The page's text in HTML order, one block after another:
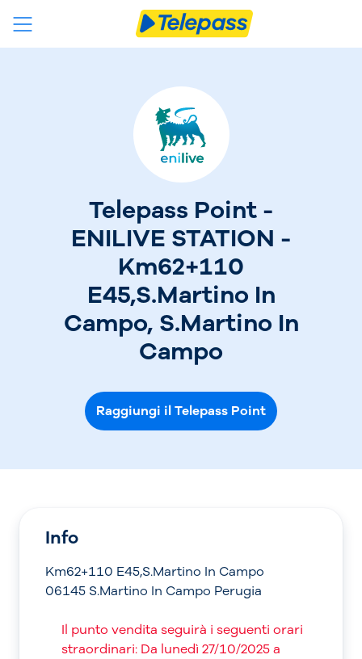
Telepass Point -
ENILIVE STATION -
Km62+110
E45,S.Martino In
Campo, S.Martino In
Campo
Raggiungi il Telepass Point
Info
Km62+110 E45,S.Martino In Campo
06145 S.Martino In Campo Perugia
Il punto vendita seguirà i seguenti orari
straordinari: Da lunedì 27/10/2025 a